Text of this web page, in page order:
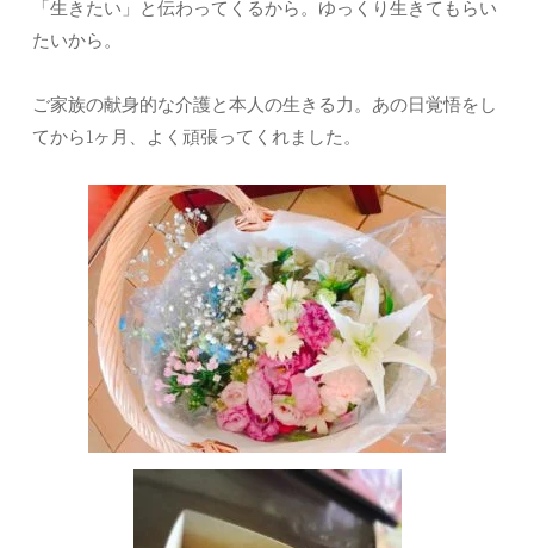
「生きたい」と伝わってくるから。ゆっくり生きてもらい
たいから。
ご家族の献身的な介護と本人の生きる力。あの日覚悟をし
てから1ヶ月、よく頑張ってくれました。